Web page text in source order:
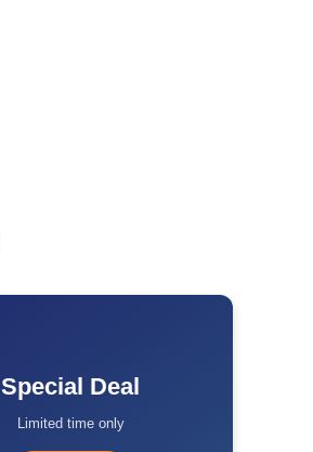
Special Deal
Limited time only